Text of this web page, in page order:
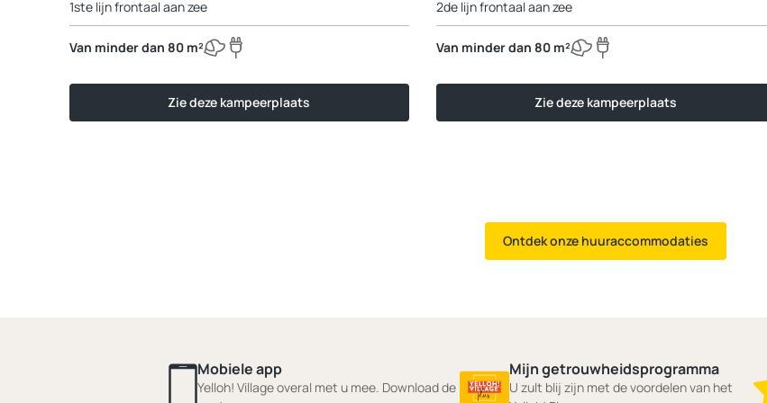
1ste lijn frontaal aan zee
Van minder dan 80 m²
Zie deze kampeerplaats
2de lijn frontaal aan zee
Van minder dan 80 m²
Zie deze kampeerplaats
Ontdek onze huuraccommodaties
Mobiele app
Yelloh! Village overal met u mee. Download de
Mijn getrouwheidsprogramma
U zult blij zijn met de voordelen van het